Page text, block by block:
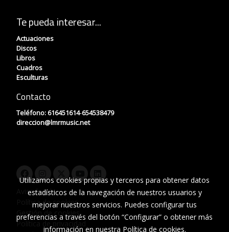
Te pueda interesar...
Actuaciones
Discos
Libros
Cuadros
Esculturas
Contacto
Teléfono:616451614-654538479
direccion@lmrmusic.net
Aviso legal
Política de cookies
Gestión de cookies
Política de privacidad
Utilizamos cookies propias y terceros para obtener datos
estadísticos de la navegación de nuestros usuarios y
mejorar nuestros servicios. Puedes configurar tus
preferencias a través del botón “Configurar” o obtener más
información en nuestra Política de cookies.